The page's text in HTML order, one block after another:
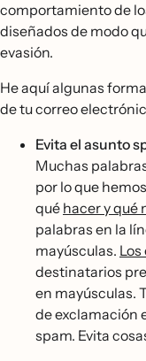
comportamiento de
diseñados de modo
evasión.
He aquí algunas
de tu correo
Evita el asunto
Muchas
por lo que
qué hacer y qué
palabras en la
mayúsculas.
destinatarios
en mayúsculas.
de exclamación
spam. Evita